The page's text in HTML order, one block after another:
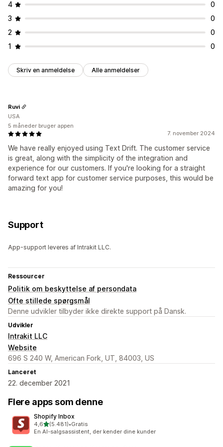
4
0
3
0
2
0
1
0
Skriv en anmeldelse Alle anmeldelser
7. november 2024
We have really enjoyed using Text Drift. The customer service
is great, along with the simplicity of the integration and
experience for our customers. If you're looking for a straight
forward text app for customer service purposes, this would be
amazing for you!
Ruvi
USA
5 måneder bruger appen
Support
App-support leveres af Intrakit LLC.
Ressourcer
Politik om beskyttelse af persondata
Ofte stillede spørgsmål
Denne udvikler tilbyder ikke direkte support på Dansk.
Udvikler
Intrakit LLC
Website
696 S 240 W, American Fork, UT, 84003, US
Lanceret
22. december 2021
Flere apps som denne
Shopify Inbox
4,6ud af 5 stjerner
(5.481)
5481 anmeldelser i alt
•Gratis
En AI-salgsassistent, der kender dine kunder